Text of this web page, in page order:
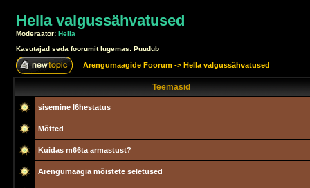
Hella valgussähvatused
Moderaator: Hella
Kasutajad seda foorumit lugemas: Puudub
Arengumaagide Foorum -> Hella valgussähvatused
Teemasid
sisemine l6hestatus
Mõtted
Kuidas m66ta armastust?
Arengumaagia mõistete seletused